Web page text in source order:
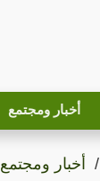
أخبار ومجتمع
أخبار ومجتمع